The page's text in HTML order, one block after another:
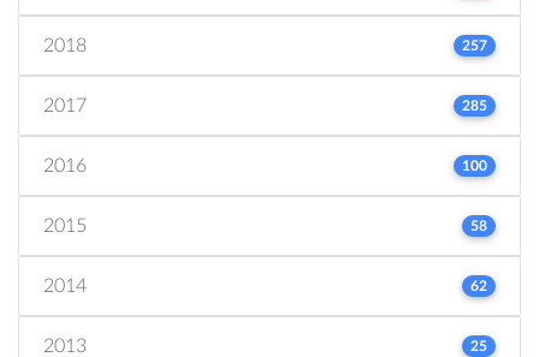
2018 257
2017 285
2016 100
2015 58
2014 62
2013 25